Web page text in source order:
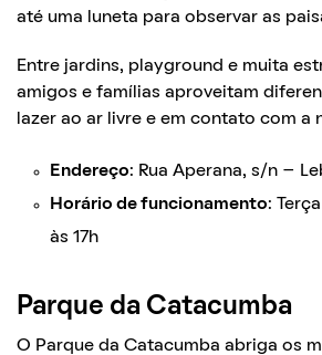
até uma luneta para observar as
Entre jardins, playground e muita
amigos e famílias aproveitam
lazer ao ar livre e em contato com a
Endereço: Rua Aperana, s/n –
Horário de funcionamento:
às 17h
Parque da Catacumba
O Parque da Catacumba abriga os